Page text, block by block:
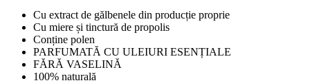
Cu extract de gălbenele din producție proprie
Cu miere și tinctură de propolis
Conține polen
PARFUMATĂ CU ULEIURI ESENȚIALE
FĂRĂ VASELINĂ
100% naturală